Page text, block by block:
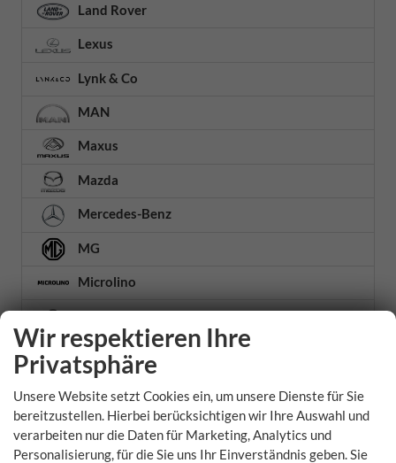
Land Rover
Lexus
Lynk & Co
MAN
Maxus
Mazda
Mercedes-Benz
MG
Microlino
MINI
Mitsubishi
Nissan
Omoda
Opel
Wir respektieren Ihre
Privatsphäre
Unsere Website setzt Cookies ein, um unsere Dienste für Sie
bereitzustellen. Hierbei berücksichtigen wir Ihre Auswahl und
verarbeiten nur die Daten für Marketing, Analytics und
Personalisierung, für die Sie uns Ihr Einverständnis geben. Sie